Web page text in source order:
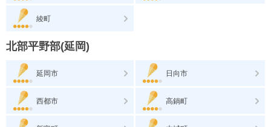
綾町
北部平野部(延岡)
延岡市 日向市
西都市 高鍋町